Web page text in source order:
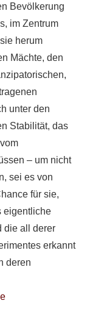
Bevölkerung
im Zentrum
herum
Mächte, den
unter den
Stabilität, das
– um nicht
sei es von
für sie,
eigentliche
die all derer
erkannt
deren